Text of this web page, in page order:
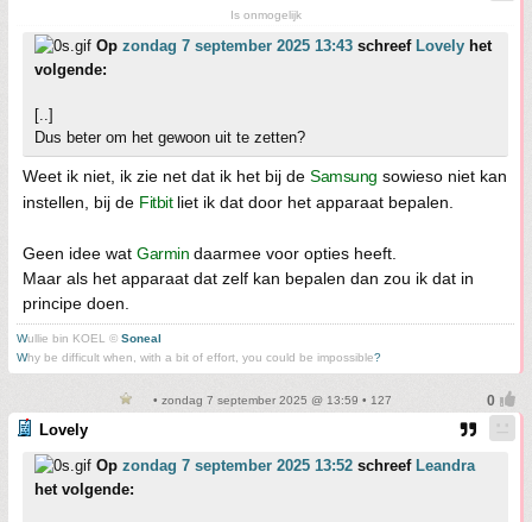
Is onmogelijk
Op zondag 7 september 2025 13:43 schreef Lovely het
volgende:
[..]
Dus beter om het gewoon uit te zetten?
Weet ik niet, ik zie net dat ik het bij de Samsung sowieso niet kan
instellen, bij de Fitbitliet ik dat door het apparaat bepalen.
Geen idee wat Garmin daarmee voor opties heeft.
Maar als het apparaat dat zelf kan bepalen dan zou ik dat in
principe doen.
Wullie bin KOEL © Soneal
Why be difficult when, with a bit of effort, you could be impossible?
• zondag 7 september 2025 @ 13:59 • 127
Lovely
Op zondag 7 september 2025 13:52 schreef Leandra
het volgende: